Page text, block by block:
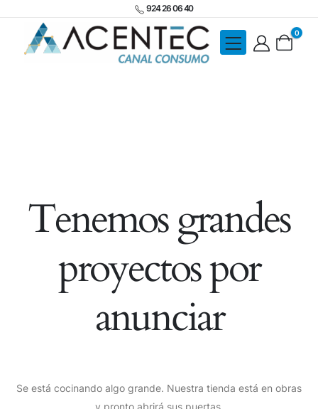
924 26 06 40
0
Tenemos grandes
proyectos por
anunciar
Se está cocinando algo grande. Nuestra tienda está en obras
y pronto abrirá sus puertas.